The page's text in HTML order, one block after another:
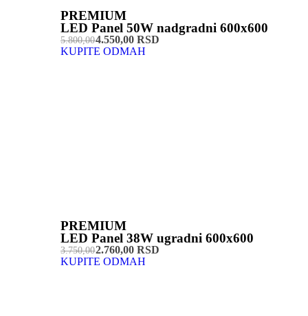
PREMIUM
LED Panel 50W nadgradni 600x600
5.800,004.550,00 RSD
KUPITE ODMAH
PREMIUM
LED Panel 38W ugradni 600x600
3.750,002.760,00 RSD
KUPITE ODMAH